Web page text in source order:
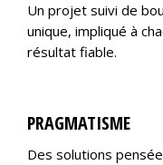
Un projet suivi de
unique, impliqué à
résultat fiable.
PRAGMATISME
Des solutions